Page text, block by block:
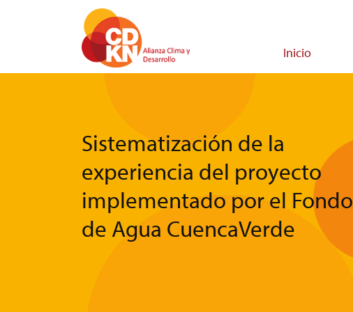
Inicio
Sistematización de la
experiencia del proyecto
implementado por el Fondo
de Agua CuencaVerde